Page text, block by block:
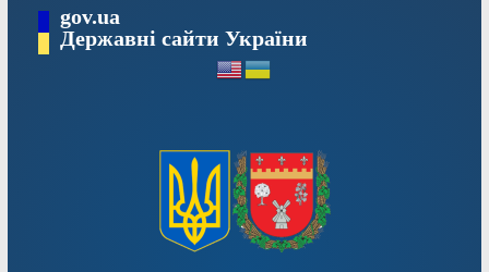
Перейтиgov.ua
Державні сайти України